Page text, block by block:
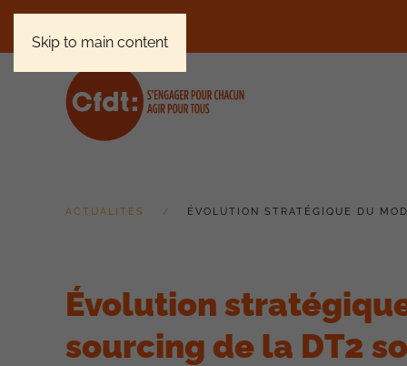
Skip to main content
ACTUALITÉS ÉVOLUTION STRATÉGIQUE DU
Évolution
sourcing de la DT2